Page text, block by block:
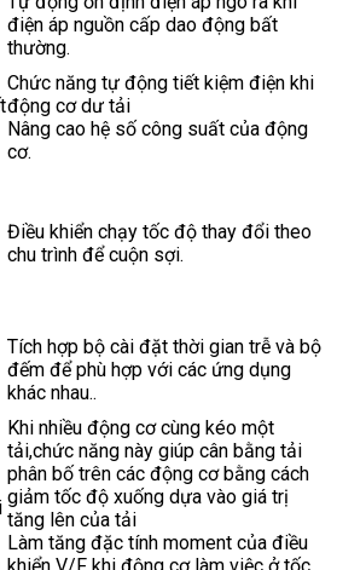
điện áp nguồn cấp dao động bất
thường.
Chức năng tự động tiết kiệm điện khi
động cơ dư tải
Nâng cao hệ số công suất của động
cơ.
Điều khiển chạy tốc độ thay đổi theo
chu trình để cuộn sợi.
Tích hợp bộ cài đặt thời gian trễ và bộ
đếm để phù hợp với các ứng dụng
khác nhau..
Khi nhiều động cơ cùng kéo một
tải,chức năng này giúp cân bằng tải
phân bố trên các động cơ bằng cách
giảm tốc độ xuống dựa vào giá trị
tăng lên của tải
Làm tăng đặc tính moment của điều